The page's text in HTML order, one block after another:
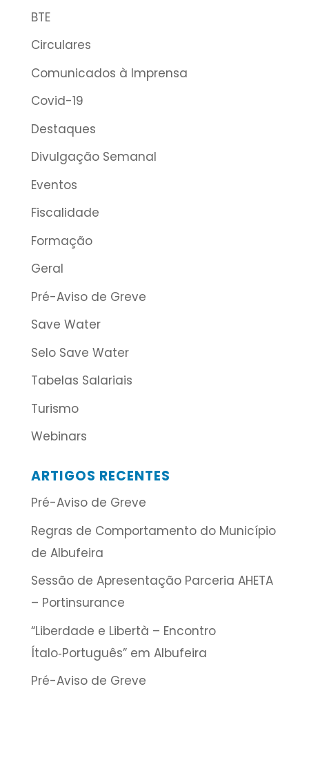
BTE
Circulares
Comunicados à Imprensa
Covid-19
Destaques
Divulgação Semanal
Eventos
Fiscalidade
Formação
Geral
Pré-Aviso de Greve
Save Water
Selo Save Water
Tabelas Salariais
Turismo
Webinars
ARTIGOS RECENTES
Pré-Aviso de Greve
Regras de Comportamento do Município
de Albufeira
Sessão de Apresentação Parceria AHETA
– Portinsurance
“Liberdade e Libertà – Encontro
Ítalo‑Português” em Albufeira
Pré-Aviso de Greve